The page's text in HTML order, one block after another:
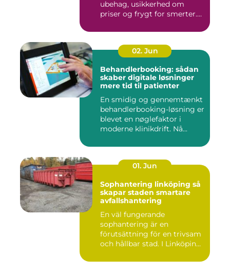
ubehag, usikkerhed om
priser og frygt for smerter.
02. Jun
Behandlerbooking: sådan
skaber digitale løsninger
mere tid til patienter
En smidig og gennemtænkt
behandlerbooking-løsning er
blevet en nøglefaktor i
moderne klinikdrift. Nå...
01. Jun
Sophantering linköping så
skapar staden smartare
avfallshantering
En väl fungerande
sophantering är en
förutsättning för en trivsam
och hållbar stad. I Linköping